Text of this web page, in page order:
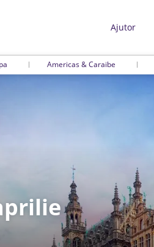
Ajutor
Americas & Caraibe